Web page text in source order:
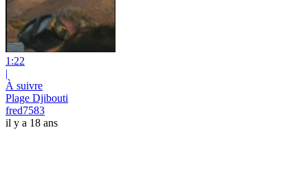
1:22
|
À suivre
Plage Djibouti
fred7583
il y a 18 ans